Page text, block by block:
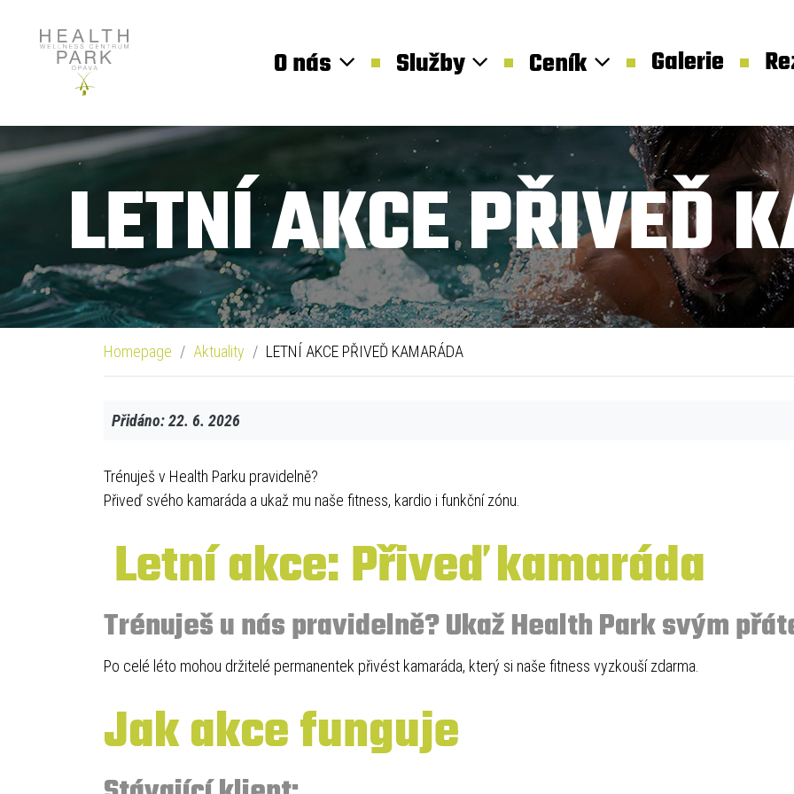
O nás Služby Ceník Galerie
LETNÍ AKCE PŘIVEĎ
Homepage Aktuality LETNÍ AKCE PŘIVEĎ KAMARÁDA
Přidáno: 22. 6. 2026
Trénuješ v Health Parku pravidelně?
Přiveď svého kamaráda a ukaž mu naše fitness, kardio i funkční zónu.
Letní akce: Přiveď kamaráda
Trénuješ u nás pravidelně? Ukaž Health Park svým
Po celé léto mohou držitelé permanentek přivést kamaráda, který si naše fitness vyzkouší zdarma.
Jak akce funguje